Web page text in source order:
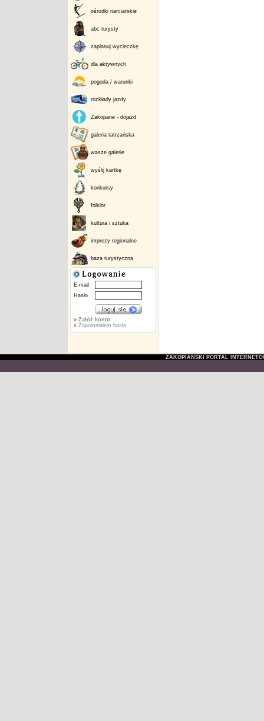
ośrodki narciarskie
abc turysty
zaplanuj wycieczkę
dla aktywnych
pogoda / warunki
rozkłady jazdy
Zakopane - dojazd
galeria tatrzańska
wasze galerie
wyślij kartkę
konkursy
folklor
kultura i sztuka
imprezy regionalne
baza turystyczna
E-mail
Hasło
» Załóż konto
»Zapomniałem hasła
ZAKOPIAŃSKI PORTAL